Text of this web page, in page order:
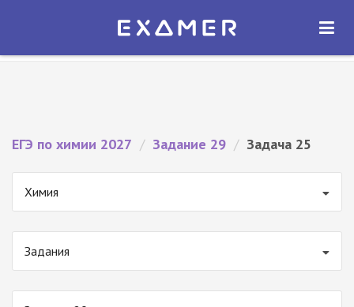
Экзамер — ЕГЭ 2027
ОТКРЫТЬ
ЕГЭ по химии 2027 / Задание 29 / Задача 25
Химия
Задания